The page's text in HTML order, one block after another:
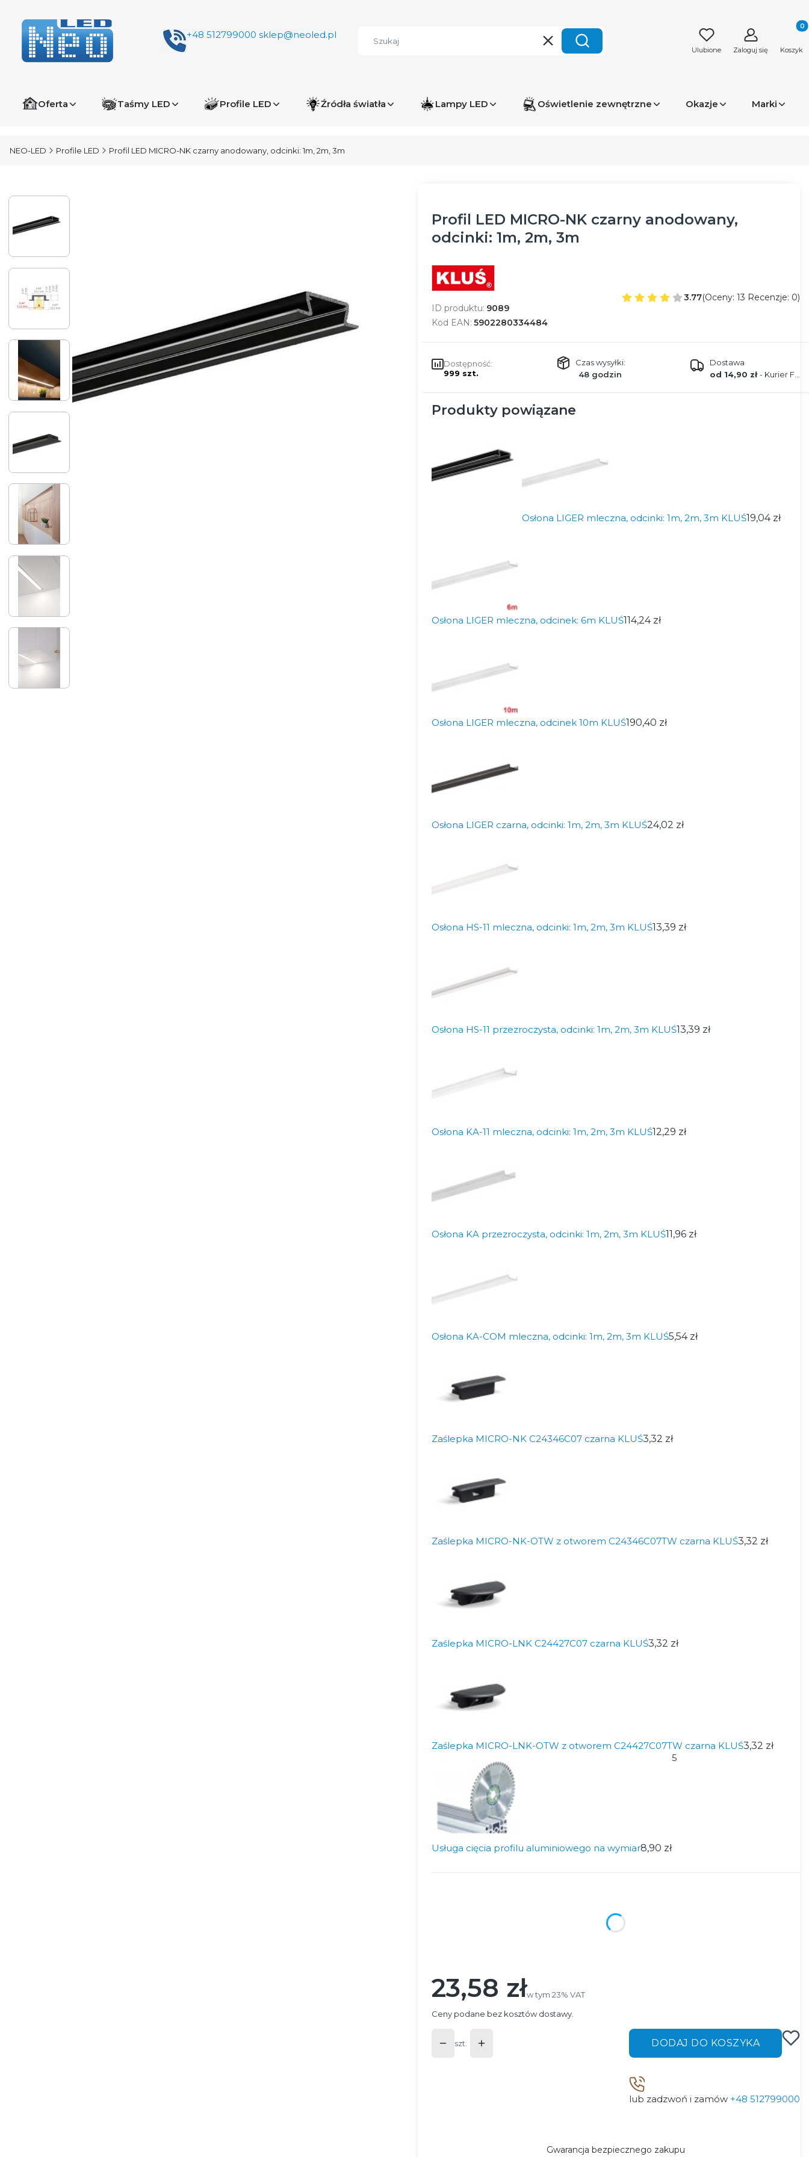
+48 512799000 sklep@neoled.pl
WyczyśćSzukaj Ulubione Zaloguj się Koszyk
Oferta Taśmy LED Profile LED Źródła światła Lampy LED Oświetlenie zewnętrzne Okazje Marki
NEO-LED Profile LED Profil LED MICRO-NK czarny anodowany, odcinki: 1m, 2m, 3m
Profil LED MICRO-NK czarny anodowany,
odcinki: 1m, 2m, 3m
ID produktu: 9089
Kod EAN: 5902280334484
3.77(Oceny: 13 Recenzje: 0)
Dostępność:
999 szt.
Czas wysyłki:
48 godzin
Dostawa
od 14,90 zł- Kurier FEDEX
Produkty powiązane
Osłona LIGER mleczna, odcinki: 1m, 2m, 3m KLUŚ19,04 zł
Osłona LIGER mleczna, odcinek: 6m KLUŚ114,24 zł
Osłona LIGER mleczna, odcinek 10m KLUŚ190,40 zł
Osłona LIGER czarna, odcinki: 1m, 2m, 3m KLUŚ24,02 zł
Osłona HS-11 mleczna, odcinki: 1m, 2m, 3m KLUŚ13,39 zł
Osłona HS-11 przezroczysta, odcinki: 1m, 2m, 3m KLUŚ13,39 zł
Osłona KA-11 mleczna, odcinki: 1m, 2m, 3m KLUŚ12,29 zł
Osłona KA przezroczysta, odcinki: 1m, 2m, 3m KLUŚ11,96 zł
Osłona KA-COM mleczna, odcinki: 1m, 2m, 3m KLUŚ5,54 zł
Zaślepka MICRO-NK C24346C07 czarna KLUŚ3,32 zł
Zaślepka MICRO-NK-OTW z otworem C24346C07TW czarna KLUŚ3,32 zł
Zaślepka MICRO-LNK C24427C07 czarna KLUŚ3,32 zł
Zaślepka MICRO-LNK-OTW z otworem C24427C07TW czarna KLUŚ3,32 zł
Usługa cięcia profilu aluminiowego na wymiar8,90 zł
5
Cena
23,58 złw tym 23% VAT
w tym 23% VAT
Ceny podane bez kosztów dostawy.
szt. DODAJ DO KOSZYKA
lub zadzwoń i zamów +48 512799000
Gwarancja bezpiecznego zakupu